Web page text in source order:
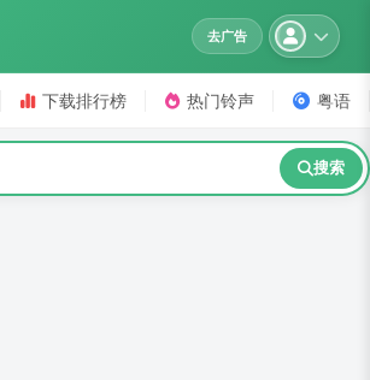
去广告
下载排行榜 热门铃声 粤语
搜索